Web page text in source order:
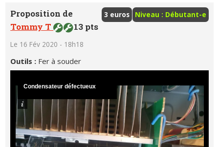
Niveau : Débutant-e
3 euros
Proposition de
Tommy T
13 pts
Le 16 Fév 2020 - 18h18
Outils : Fer à souder
Condensateur défectueux